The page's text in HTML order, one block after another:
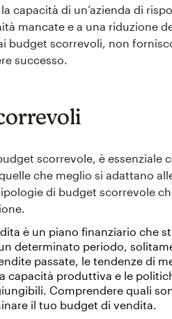
capacità di un’azienda di
mancate e a una riduzione
budget scorrevoli, non
successo.
scorrevole, è essenziale
che meglio si adattano
di budget scorrevole
è un piano finanziario che
determinato periodo,
passate, le tendenze di
capacità produttiva e le
Comprendere quali
il tuo budget di vendita.